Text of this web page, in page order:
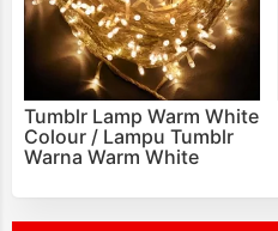
Tumblr Lamp Warm White
Colour / Lampu Tumblr
Warna Warm White